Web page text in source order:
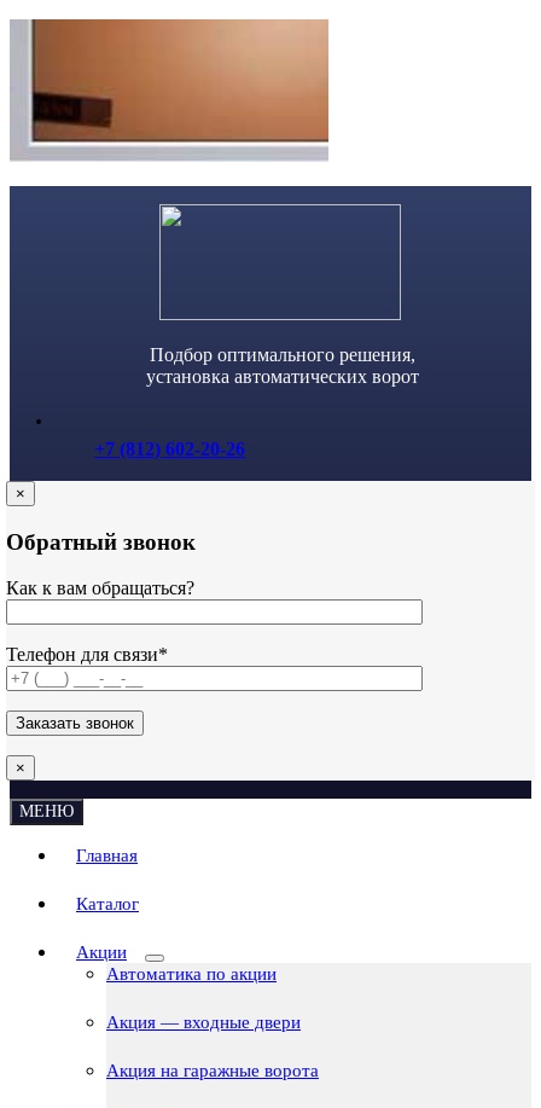
Подбор оптимального решения,
установка автоматических ворот
+7 (812) 602-20-26
×
Обратный звонок
Как к вам обращаться?
Телефон для связи*
×
МЕНЮ
Главная
Каталог
Акции
Автоматика по акции
Акция — входные двери
Акция на гаражные ворота